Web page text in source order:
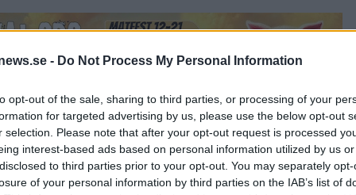
- Do Not Process My Personal Information
opt-out of the sale, sharing to third parties, or processing of your
for targeted advertising by us, please use the below opt-out
selection. Please note that after your opt-out request is processed
interest-based ads based on personal information utilized by us
to third parties prior to your opt-out. You may separately
of your personal information by third parties on the IAB’s list of